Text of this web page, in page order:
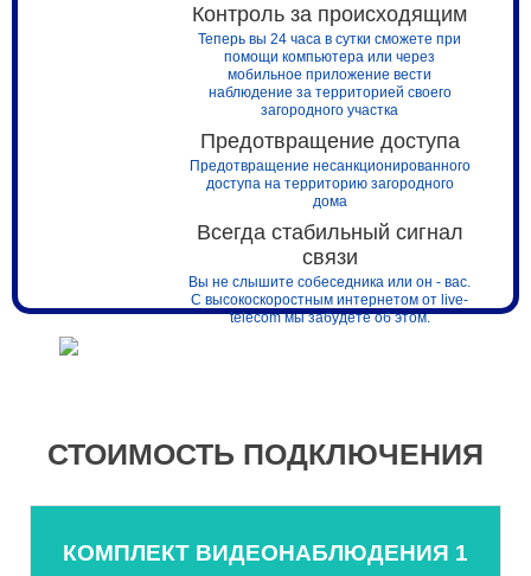
Контроль за происходящим
Теперь вы 24 часа в сутки сможете при
помощи компьютера или через
мобильное приложение вести
наблюдение за территорией своего
загородного участка
Предотвращение доступа
Предотвращение несанкционированного
доступа на территорию загородного
дома
Всегда стабильный сигнал
связи
Вы не слышите собеседника или он - вас.
С высокоскоростным интернетом от live-
telecom мы забудете об этом.
СТОИМОСТЬ ПОДКЛЮЧЕНИЯ
КОМПЛЕКТ ВИДЕОНАБЛЮДЕНИЯ 1